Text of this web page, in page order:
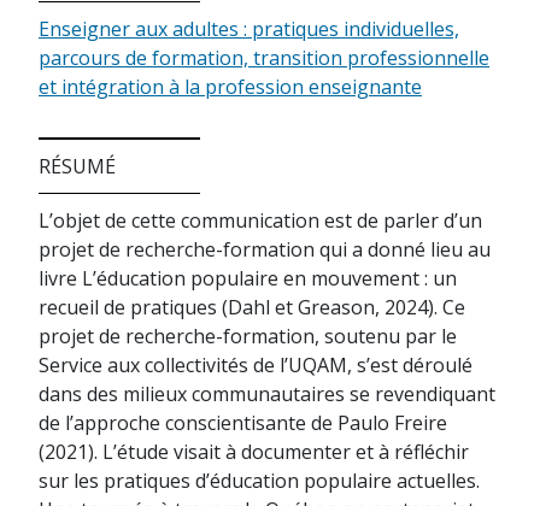
Enseigner aux adultes : pratiques individuelles,
parcours de formation, transition professionnelle
et intégration à la profession enseignante
RÉSUMÉ
L’objet de cette communication est de parler d’un
projet de recherche-formation qui a donné lieu au
livre L’éducation populaire en mouvement : un
recueil de pratiques (Dahl et Greason, 2024). Ce
projet de recherche-formation, soutenu par le
Service aux collectivités de l’UQAM, s’est déroulé
dans des milieux communautaires se revendiquant
de l’approche conscientisante de Paulo Freire
(2021). L’étude visait à documenter et à réfléchir
sur les pratiques d’éducation populaire actuelles.